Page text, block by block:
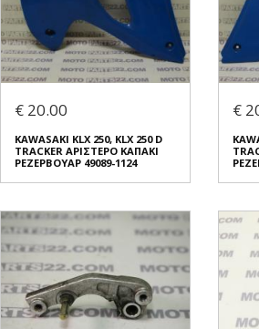
€ 20.00
KAWASAKI KLX 250, KLX 250 D
TRACKER ΑΡΙΣΤΕΡΟ ΚΑΠΑΚΙ
ΡΕΖΕΡΒΟΥΑΡ 49089-1124
€